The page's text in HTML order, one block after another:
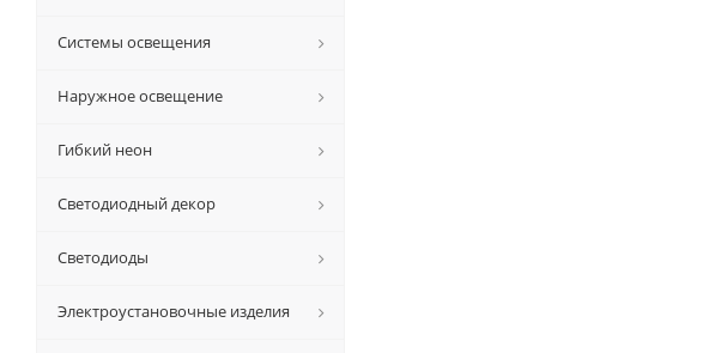
Системы освещения
Наружное освещение
Гибкий неон
Светодиодный декор
Светодиоды
Электроустановочные изделия